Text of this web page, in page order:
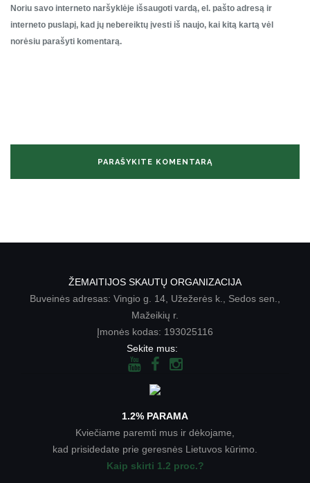
Noriu savo interneto naršyklėje išsaugoti vardą, el. pašto adresą ir
interneto puslapį, kad jų nebereiktų įvesti iš naujo, kai kitą kartą vėl
norėsiu parašyti komentarą.
ŽEMAITIJOS SKAUTŲ ORGANIZACIJA
Buveinės adresas: Vingio g. 14, Užežerės k., Sedos sen.,
Mažeikių r.
Įmonės kodas: 193025116
Sekite mus:
1.2% PARAMA
Kviečiame paremti mus ir dėkojame,
kad prisidedate prie geresnės Lietuvos kūrimo.
Kaip skirti 1.2 proc.?